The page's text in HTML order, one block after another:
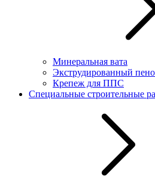
Минеральная вата
Экструдированный
Крепеж для ППС
Специальные строительные